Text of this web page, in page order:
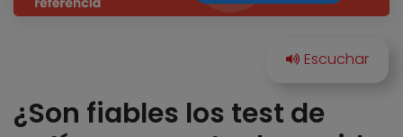
¿Son fiables los test de